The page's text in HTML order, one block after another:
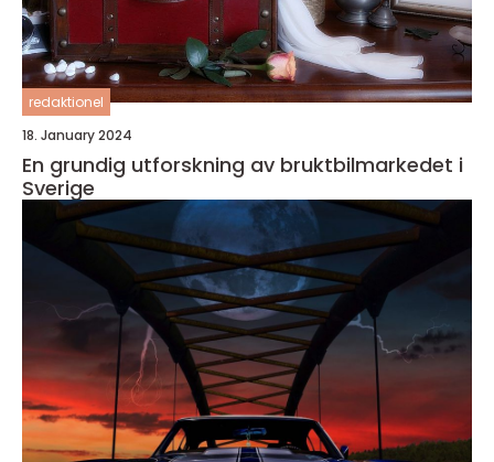
redaktionel
18. January 2024
En grundig utforskning av bruktbilmarkedet i
Sverige